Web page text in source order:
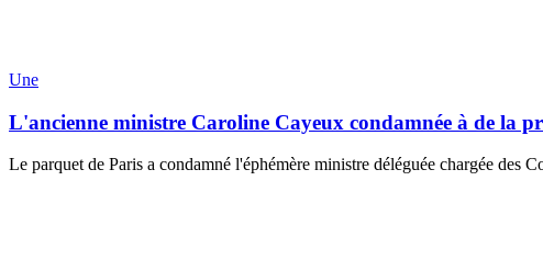
Une
L'ancienne ministre Caroline Cayeux condamnée à de la
Le parquet de Paris a condamné l'éphémère ministre déléguée chargée des